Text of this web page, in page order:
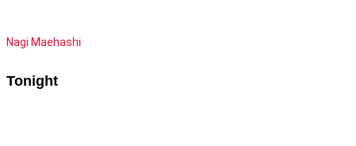
Nagi Maehashi
Tonight